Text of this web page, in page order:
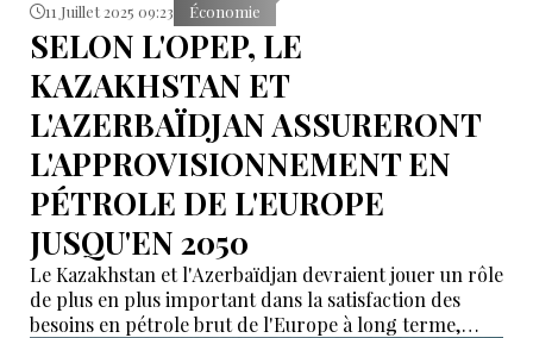
11 Juillet 2025 09:23 Économie
SELON L'OPEP, LE
KAZAKHSTAN ET
L'AZERBAÏDJAN ASSURERONT
L'APPROVISIONNEMENT EN
PÉTROLE DE L'EUROPE
JUSQU'EN 2050
Le Kazakhstan et l'Azerbaïdjan devraient jouer un rôle
de plus en plus important dans la satisfaction des
besoins en pétrole brut de l'Europe à long terme,